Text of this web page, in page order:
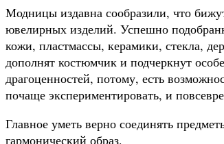
Модницы издавна сообразили, что
ювелирных изделий. Успешно
кожи, пластмассы, керамики, стекла,
дополнят костюмчик и подчеркнут
драгоценностей, потому, есть
почаще экспериментировать, и
Главное уметь верно соединять
гармонический образ.